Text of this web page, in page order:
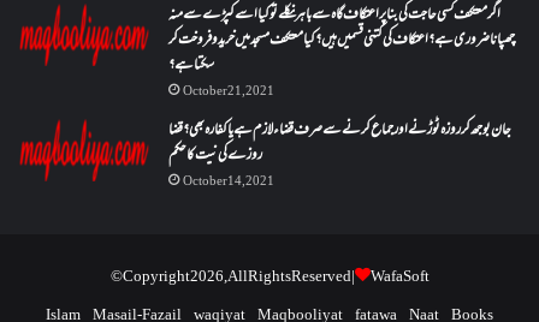
اگر معتکف کسی حاجت کی بنا پر اعتکاف گاہ سے باہر نکلے تو کیا اسے کپڑے سے منہ
چھپانا ضروری ہے؟اعتکاف کی کتنی قسمیں ہیں؟کیا معتکف مسجد میں خرید و فروخت کر
سکتا ہے؟
October 21, 2021
جان بوجھ کر روزہ ٹوڑنے اور جماع کرنے سے صرف قضاء لازم ہے یا کفارہ بھی؟ قضا
روزے کی نیت کا حکم
October 14, 2021
© Copyright 2026, All Rights Reserved |
WafaSoft
Islam Masail-Fazail waqiyat Maqbooliyat fatawa Naat Books